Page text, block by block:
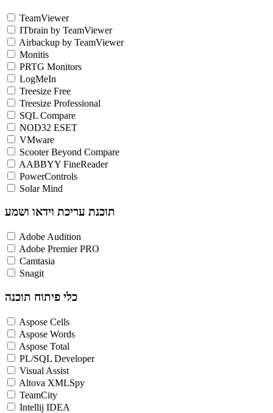
TeamViewer
ITbrain by TeamViewer
Airbackup by TeamViewer
Monitis
PRTG Monitors
LogMeIn
Treesize Free
Treesize Professional
SQL Compare
NOD32 ESET
VMware
Scooter Beyond Compare
AABBYY FineReader
PowerControls
Solar Mind
תוכנת עריכת וידאו ושמע
Adobe Audition
Adobe Premier PRO
Camtasia
Snagit
כלי פיתוח תוכנה
Aspose Cells
Aspose Words
Aspose Total
PL/SQL Developer
Visual Assist
Altova XMLSpy
TeamCity
Intellij IDEA